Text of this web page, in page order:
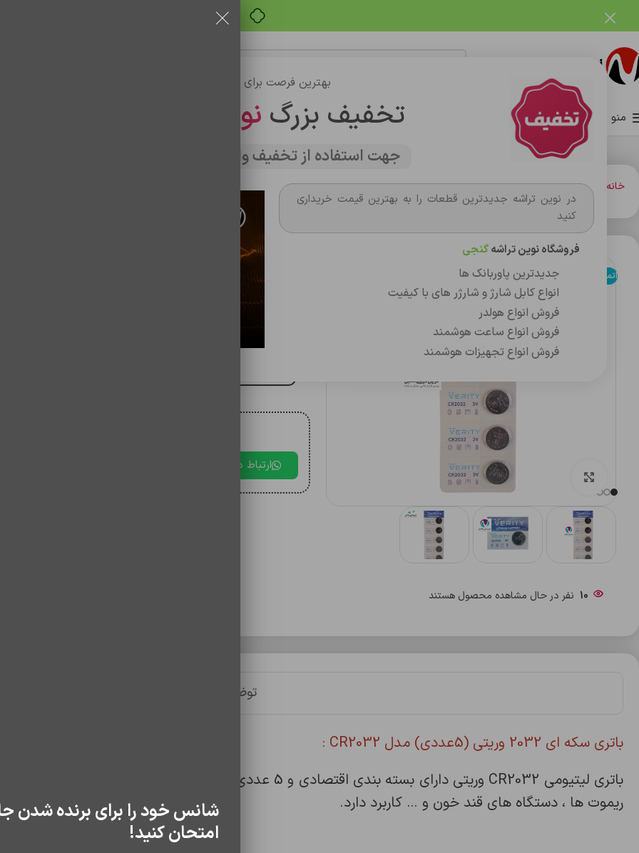
بهترین فرصت برای خرید
تخفیف بزرگ نوین تراشه
جهت استفاده از تخفیف وارد سایت شوید
در نوین تراشه جدیدترین قطعات را به بهترین قیمت خریداری
کنید
فروشگاه نوین تراشهگنجی
جدیدترین پاوربانک ها
انواع کابل شارژ و شارژر های با کیفیت
فروش انواع هولدر
فروش انواع ساعت هوشمند
فروش انواع تجهیزات هوشمند
منو صفحه اصلیفروشگاهوبلاگ
خانه باتري گوشي،سکه اي،ريموت و پاوربانک باتري قلم و نيم قلم سکه اي باتري سکه ای 2032 وريتی (5عددی) مدل CR2032
اتمام موجودی
10 نفر در حال مشاهده محصول هستند
باتري سکه ای 2032 وريتی (5عددی) مدل CR2032
ارتباط در بله
توضیحات
باتري سکه ای 2032 وريتی (5عددی) مدل CR2032 :
ریموت ها ، دستگاه های قند خون و … کاربرد دارد.
فروشگاه نوین تراشه گنجی
شانس خود را برای برنده شدن
امتحان کنید!